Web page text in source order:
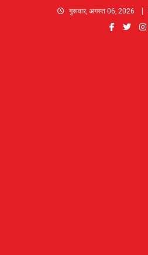
गुरूवार, अगस्त 06, 2026